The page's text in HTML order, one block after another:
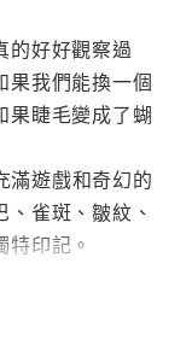
的好好觀察過
果我們能換一個
果睫毛變成了蝴
遊戲和奇幻的
雀斑、皺紋、
印記。
每一個人外貌